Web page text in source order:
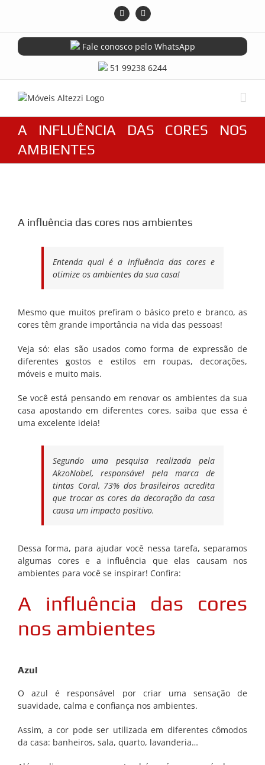
content
InstagramFacebook
Fale conosco pelo WhatsApp
51 99238 6244
A INFLUÊNCIA DAS CORES NOS
AMBIENTES
Image
A influência das cores nos ambientes
Entenda qual é a influência das cores e
otimize os ambientes da sua casa!
Mesmo que muitos prefiram o básico preto e branco, as
cores têm grande importância na vida das pessoas!
Veja só: elas são usados como forma de expressão de
diferentes gostos e estilos em roupas, decorações,
móveis e muito mais.
Se você está pensando em renovar os ambientes da sua
casa apostando em diferentes cores, saiba que essa é
uma excelente ideia!
Segundo uma pesquisa realizada pela
AkzoNobel,responsável pela marca de
tintas Coral, 73% dos brasileiros acredita
que trocar as cores da decoração da casa
causa um impacto positivo.
Dessa forma, para ajudar você nessa tarefa, separamos
algumas cores e a influência que elas causam nos
ambientes para você se inspirar! Confira:
A influência das cores
nos ambientes
Azul
O azul é responsável por criar uma sensação de
suavidade, calma e confiança nos ambientes.
Assim, a cor pode ser utilizada em diferentes cômodos
da casa: banheiros, sala, quarto, lavanderia…